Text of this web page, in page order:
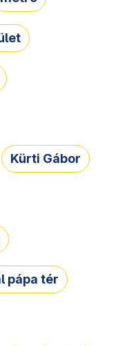
Kürti Gábor
pápa tér